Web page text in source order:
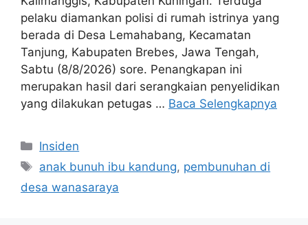
pelaku diamankan polisi di rumah istrinya yang
berada di Desa Lemahabang, Kecamatan
Tanjung, Kabupaten Brebes, Jawa Tengah,
Sabtu (8/8/2026) sore. Penangkapan ini
merupakan hasil dari serangkaian penyelidikan
yang dilakukan petugas … Baca Selengkapnya
Kategori
Insiden
Tag
anak bunuh ibu kandung, pembunuhan di
desa wanasaraya